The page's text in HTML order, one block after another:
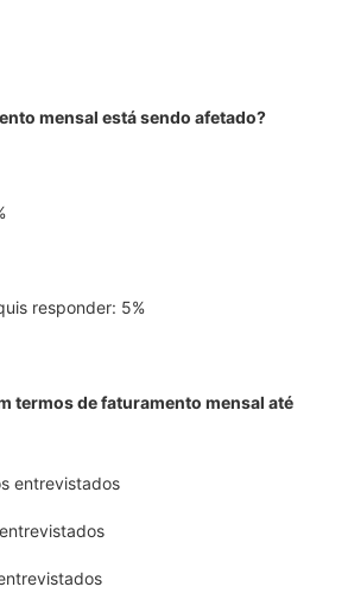
mensal está sendo afetado?
responder: 5%
termos de faturamento mensal até
entrevistados